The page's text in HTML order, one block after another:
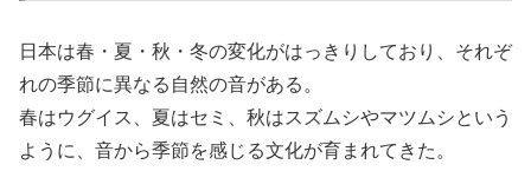
日本は春・夏・秋・冬の変化がはっきりしており、それぞ
れの季節に異なる自然の音がある。
春はウグイス、夏はセミ、秋はスズムシやマツムシという
ように、音から季節を感じる文化が育まれてきた。